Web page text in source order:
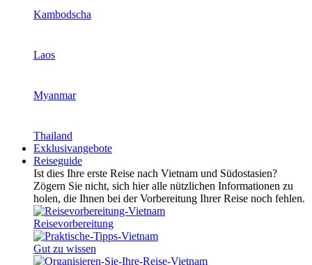
Kambodscha
Laos
Myanmar
Thailand
Exklusivangebote
Reiseguide
Ist dies Ihre erste Reise nach Vietnam und Südostasien?
Zögern Sie nicht, sich hier alle nützlichen Informationen zu
holen, die Ihnen bei der Vorbereitung Ihrer Reise noch fehlen.
Reisevorbereitung
Gut zu wissen